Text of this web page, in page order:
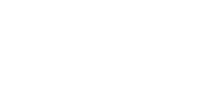
Vsako leto lahko med 17.
nebu pa je bilo vidnih že
opazujemo več noči, v